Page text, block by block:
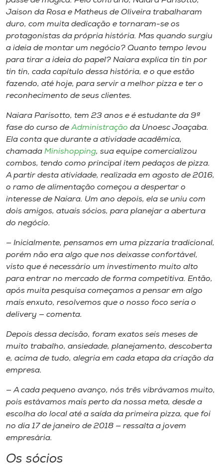
Selecione
A+
Jaison da Rosa e Matheus de Oliveira trabalharam
duro, com muita dedicação e tornaram-se os
protagonistas da própria história. Mas quando surgiu
a ideia de montar um negócio? Quanto tempo levou
para tirar a ideia do papel? Naiara explica tin tin por
tin tin, cada capítulo dessa história, e o que estão
fazendo, até hoje, para servir a melhor pizza e ter o
reconhecimento de seus clientes.
Naiara Parisotto, tem 23 anos e é estudante da 9ª
fase do curso deAdministração da Unoesc Joaçaba.
Ela conta que durante a atividade acadêmica,
chamada Minishopping, sua equipe comercializou
combos, tendo como principal item pedaços de pizza.
A partir desta atividade, realizada em agosto de 2016,
o ramo de alimentação começou a despertar o
interesse de Naiara. Um ano depois, ela se uniu com
dois amigos, atuais sócios, para planejar a abertura
do negócio.
— Inicialmente, pensamos em uma pizzaria tradicional,
porém não era algo que nos deixasse confortável,
visto que é necessário um investimento muito alto
para entrar no mercado de forma competitiva. Então,
após muita pesquisa começamos a pensar em algo
mais enxuto, resolvemos que o nosso foco seria o
delivery — comenta.
Depois dessa decisão, foram exatos seis meses de
muito trabalho, ansiedade, planejamento, descoberta
e, acima de tudo, alegria em cada etapa da criação da
empresa.
— A cada pequeno avanço, nós três vibrávamos muito,
pois estávamos mais perto da nossa meta, desde a
escolha do local até a saída da primeira pizza, que foi
no dia 17 de janeiro de 2018 — ressalta a jovem
empresária.
Os sócios